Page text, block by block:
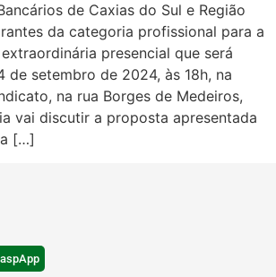
de Caxias do Sul e Região
da categoria profissional para a
presencial que será
de setembro de 2024, às 18h, na
na rua Borges de Medeiros,
vai discutir a proposta apresentada
[…]